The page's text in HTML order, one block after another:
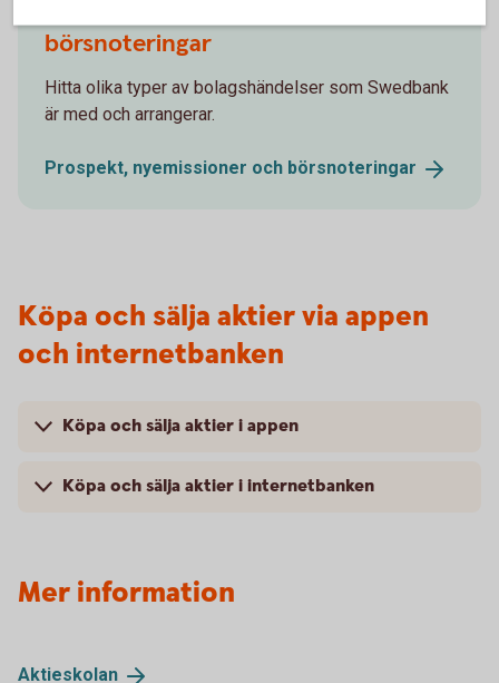
börsnoteringar
Hitta olika typer av bolagshändelser som Swedbank
är med och arrangerar.
Prospekt, nyemissioner och börsnoteringar
Köpa och sälja aktier via appen
och internetbanken
Köpa och sälja aktier i appen
Köpa och sälja aktier i internetbanken
Mer information
Aktieskolan